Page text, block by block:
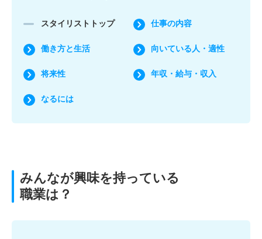
スタイリストトップ 仕事の内容
働き方と生活 向いている人・適性
将来性 年収・給与・収入
なるには
みんなが興味を持っている
職業は？